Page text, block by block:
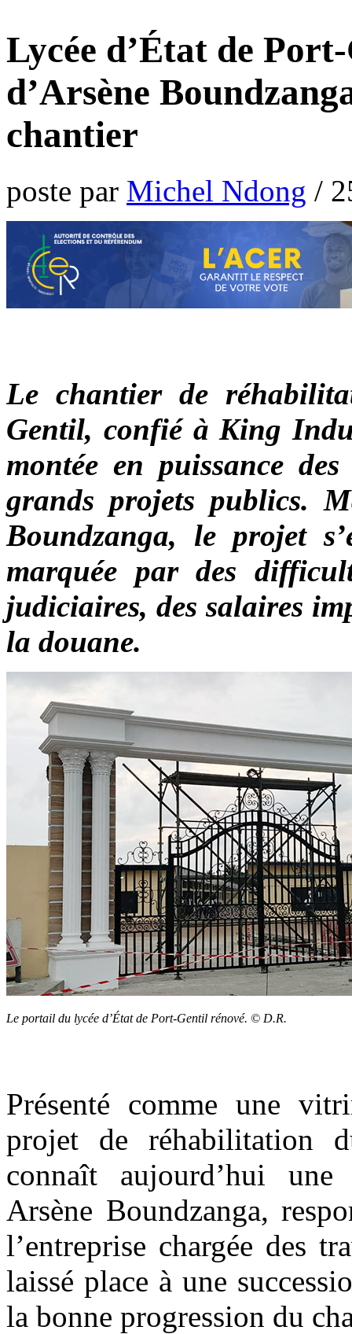
Lycée d’État de
d’Arsène
chantier
poste par Michel Ndong /
Le chantier de
Gentil, confié à King
montée en puissance
grands projets publics.
Boundzanga, le projet
marquée par des
judiciaires, des salaires
la douane.
Le portail du lycée d’État de Port-Gentil rénové. © D.R.
Présenté comme une
projet de réhabilitation
connaît aujourd’hui une
Arsène Boundzanga,
l’entreprise chargée des
laissé place à une
la bonne progression du